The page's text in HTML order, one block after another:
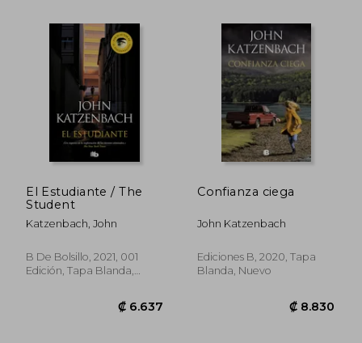
El Estudiante / The
Student
Katzenbach, John
B De Bolsillo, 2021, 001
Edición, Tapa Blanda,
Confianza ciega
John Katzenbach
Ediciones B, 2020, Tapa
Blanda, Nuevo